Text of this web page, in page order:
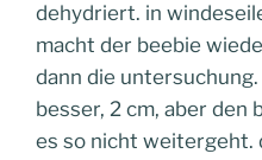
dehydriert. in
macht der beebie
dann die
besser, 2 cm, aber den
es so nicht weitergeht.